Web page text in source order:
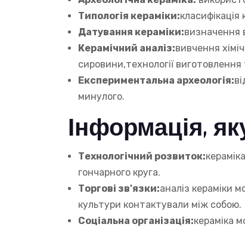
Типологія кераміки:
Датування кераміки:визначення
Керамічний аналіз:вивчення
сировини,технології виготовлення
Експериментальна археологія:
минулого.
Інформація,
Технологічний розвиток:
гончарного круга.
Торгові зв'язки:аналіз кераміки
культури контактували між собою.
Соціальна організація:кераміка